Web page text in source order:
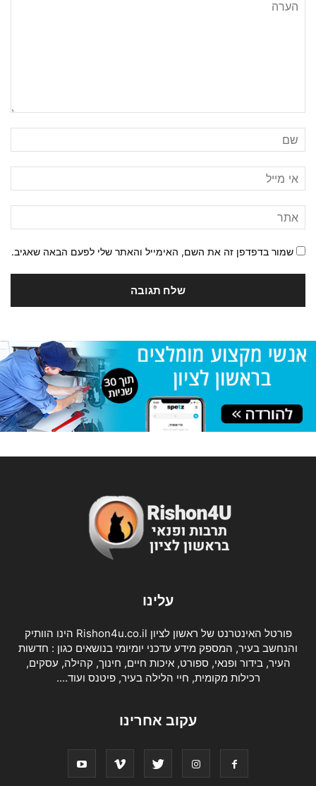
שמור בדפדפן זה את השם, האימייל והאתר שלי לפעם הבאה שאגיב.
עלינו
פורטל האינטרנט של ראשון לציון Rishon4u.co.il הינו הוותיק
והנחשב בעיר, המספק מידע עדכני יומיומי בנושאים כגון : חדשות
העיר, בידור ופנאי, ספורט, איכות חיים, חינוך, קהילה, עסקים,
רכילות מקומית, חיי הלילה בעיר, פיטנס ועוד….
עקוב אחרינו